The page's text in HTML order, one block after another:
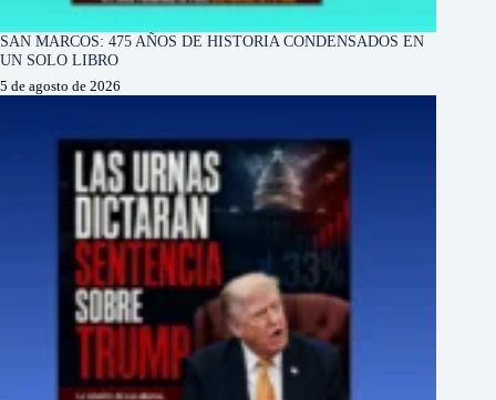
SAN MARCOS: 475 AÑOS DE HISTORIA CONDENSADOS EN
UN SOLO LIBRO
5 de agosto de 2026